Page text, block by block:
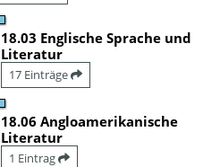
18.03 Englische Sprache und
Literatur
17 Einträge
18.06 Angloamerikanische
Literatur
1 Eintrag